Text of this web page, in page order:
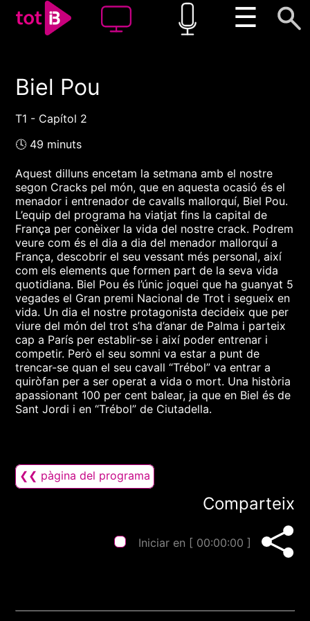
☰
00:00
Biel Pou
T1 - Capítol 2
🕓 49 minuts
Aquest dilluns encetam la setmana amb el nostre
segon Cracks pel món, que en aquesta ocasió és el
menador i entrenador de cavalls mallorquí, Biel Pou.
L’equip del programa ha viatjat fins la capital de
França per conèixer la vida del nostre crack. Podrem
veure com és el dia a dia del menador mallorquí a
França, descobrir el seu vessant més personal, així
com els elements que formen part de la seva vida
quotidiana. Biel Pou és l’únic joquei que ha guanyat 5
vegades el Gran premi Nacional de Trot i segueix en
vida. Un dia el nostre protagonista decideix que per
viure del món del trot s’ha d’anar de Palma i parteix
cap a París per establir-se i així poder entrenar i
competir. Però el seu somni va estar a punt de
trencar-se quan el seu cavall “Trébol” va entrar a
quiròfan per a ser operat a vida o mort. Una història
apassionant 100 per cent balear, ja que en Biel és de
Sant Jordi i en “Trébol” de Ciutadella.
❮❮ pàgina del programa
Comparteix
Iniciar en [ 00:00:00 ]